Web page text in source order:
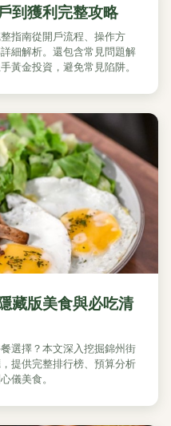
到獲利完整攻略
指南從開戶流程、操作方
細解析。還包含常見問題解
黃金投資，避免常見陷阱。
藏版美食與必吃清
選擇？本文深入挖掘錦州街
提供完整排行榜、預算分析
儀美食。